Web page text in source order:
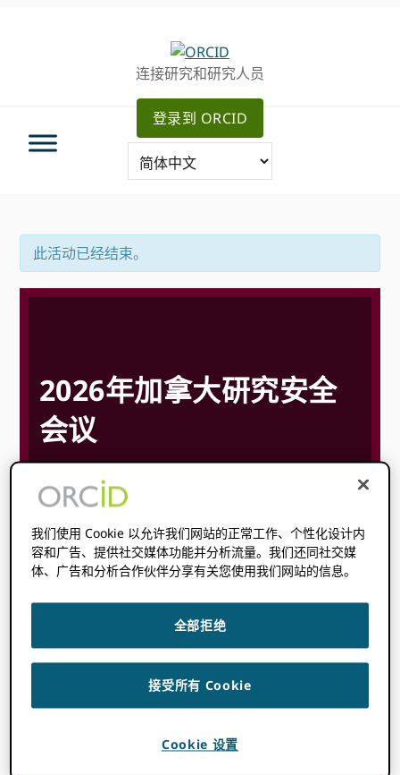
连接研究和研究人员
登录到 ORCID
此活动已经结束。
2026年加拿大研究安全
会议
26 年 5 月@
开始时间在哪里你是:无法检测到您的时区。 尝试重装这
一页。
我们使用 Cookie 以允许我们网站的正常工作、个性化设计内
容和广告、提供社交媒体功能并分析流量。我们还同社交媒
体、广告和分析合作伙伴分享有关您使用我们网站的信息。
全部拒绝
接受所有 Cookie
Cookie 设置